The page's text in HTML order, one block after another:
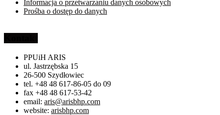
Informacja o przetwarzaniu danych osobowych
Prośba o dostęp do danych
PPUiH ARIS
ul. Jastrzębska 15
26-500 Szydłowiec
tel. +48 48 617-86-05 do 09
fax +48 48 617-53-42
email: aris@arisbhp.com
website: arisbhp.com